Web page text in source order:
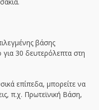
βάσης
για 30 δευτερόλεπτα στη
επίπεδα, μπορείτε να
π.χ. Πρωτεϊνική Βάση,